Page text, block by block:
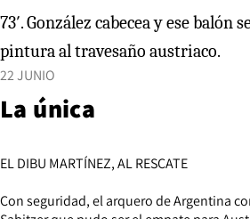
73′. González cabecea y ese balón se fue sacándole
pintura al travesaño austriaco.
22 JUNIO
La única
EL DIBU MARTÍNEZ, AL RESCATE
Con seguridad, el arquero de Argentina